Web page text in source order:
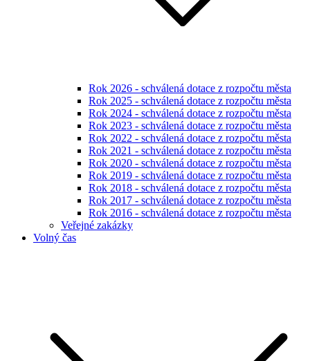
Rok 2026 - schválená dotace z rozpočtu města
Rok 2025 - schválená dotace z rozpočtu města
Rok 2024 - schválená dotace z rozpočtu města
Rok 2023 - schválená dotace z rozpočtu města
Rok 2022 - schválená dotace z rozpočtu města
Rok 2021 - schválená dotace z rozpočtu města
Rok 2020 - schválená dotace z rozpočtu města
Rok 2019 - schválená dotace z rozpočtu města
Rok 2018 - schválená dotace z rozpočtu města
Rok 2017 - schválená dotace z rozpočtu města
Rok 2016 - schválená dotace z rozpočtu města
Veřejné zakázky
Volný čas